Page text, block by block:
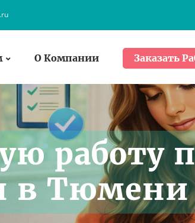
О Компании Заказать
работу
в Тюмени